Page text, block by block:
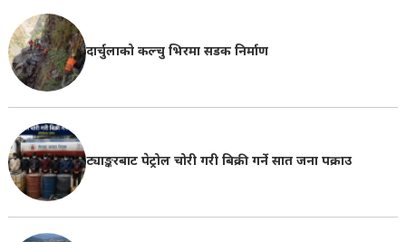
दार्चुलाको कल्चु भिरमा सडक निर्माण
ट्याङ्करबाट पेट्रोल चोरी गरी बिक्री गर्ने सात जना पक्राउ